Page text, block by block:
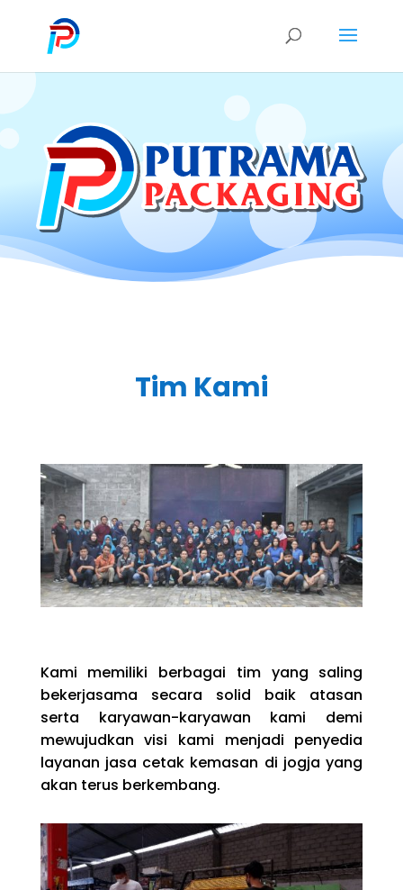
Tim Kami
Kami memiliki berbagai tim yang saling
bekerjasama secara solid baik atasan
serta karyawan-karyawan kami demi
mewujudkan visi kami menjadi penyedia
layanan jasa cetak kemasan di jogja yang
akan terus berkembang.